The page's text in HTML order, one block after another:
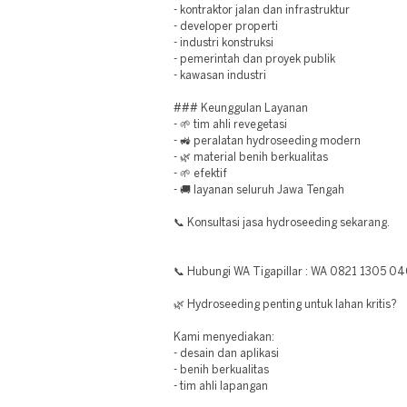
- kontraktor jalan dan infrastruktur
- developer properti
- industri konstruksi
- pemerintah dan proyek publik
- kawasan industri
### Keunggulan Layanan
- 🌱 tim ahli revegetasi
- 🚜 peralatan hydroseeding modern
- 🌿 material benih berkualitas
- 🌱 efektif
- 🚚 layanan seluruh Jawa Tengah
📞 Konsultasi jasa hydroseeding sekarang.
📞 Hubungi WA Tigapillar : WA 0821 1305
🌿 Hydroseeding penting untuk lahan kritis?
Kami menyediakan:
- desain dan aplikasi
- benih berkualitas
- tim ahli lapangan